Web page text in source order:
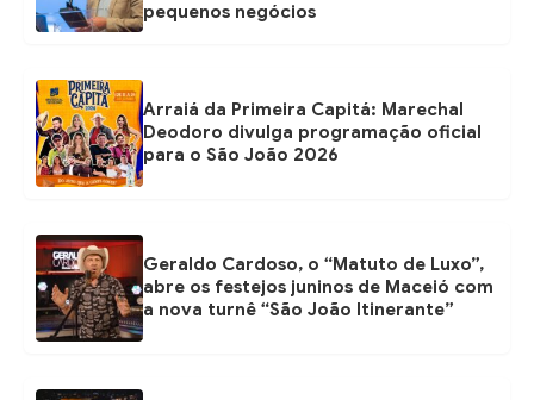
pequenos negócios
Arraiá da Primeira Capitá: Marechal
Deodoro divulga programação oficial
para o São João 2026
Geraldo Cardoso, o “Matuto de Luxo”,
abre os festejos juninos de Maceió com
a nova turnê “São João Itinerante”